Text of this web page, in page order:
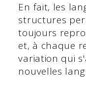
En fait, les
structures
toujours
et, à chaque
variation qui
nouvelles